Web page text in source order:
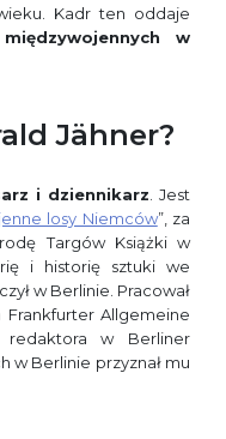
Kadr ten oddaje
w
Jähner?
i dziennikarz . Jest
losy Niemców”, za
Targów Książki w
i historię sztuki we
w Berlinie. Pracował
Allgemeine
redaktora w Berliner
w Berlinie przyznał mu